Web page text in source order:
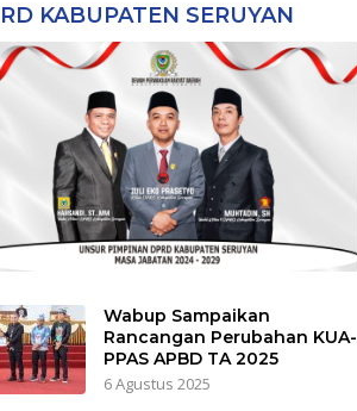
KABUPATEN SERUYAN
Wabup Sampaikan
Rancangan Perubahan KUA-
PPAS APBD TA 2025
6 Agustus 2025